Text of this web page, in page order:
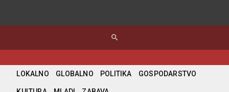
search
LOKALNO GLOBALNO POLITIKA GOSPODARSTVO